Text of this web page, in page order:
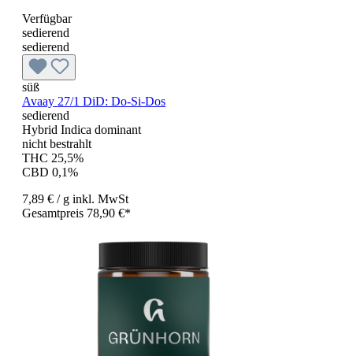
Verfügbar
sedierend
sedierend
süß
Avaay 27/1 DiD: Do-Si-Dos
sedierend
Hybrid Indica dominant
nicht bestrahlt
THC 25,5%
CBD 0,1%
7,89 € / g inkl. MwSt
Gesamtpreis 78,90 €*